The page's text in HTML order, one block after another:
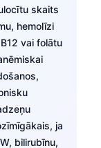
skaits
hemolīzi
vai folātu
ja
bilirubīnu,